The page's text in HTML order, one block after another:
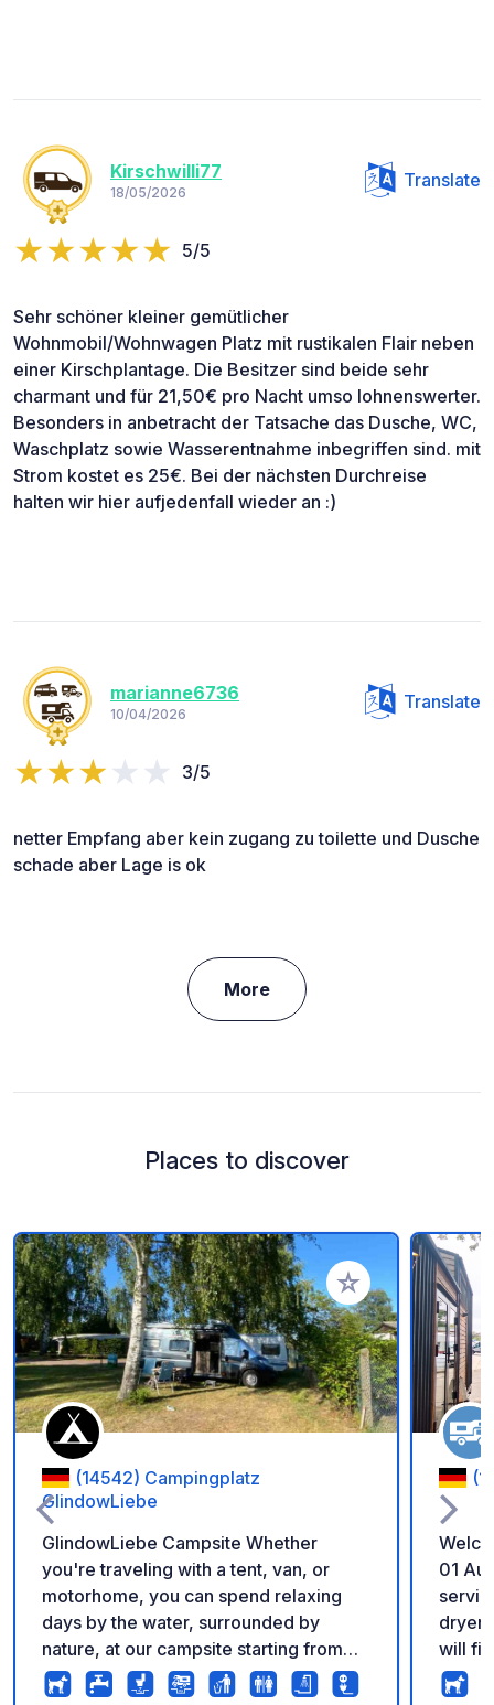
Kirschwilli77
18/05/2026
Translate
5/5
Sehr schöner kleiner gemütlicher
Wohnmobil/Wohnwagen Platz mit rustikalen Flair neben
einer Kirschplantage. Die Besitzer sind beide sehr
charmant und für 21,50€ pro Nacht umso lohnenswerter.
Besonders in anbetracht der Tatsache das Dusche, WC,
Waschplatz sowie Wasserentnahme inbegriffen sind. mit
Strom kostet es 25€. Bei der nächsten Durchreise
halten wir hier aufjedenfall wieder an :)
marianne6736
10/04/2026
Translate
3/5
netter Empfang aber kein zugang zu toilette und Dusche
schade aber Lage is ok
More
Places to discover
Add to your
(14542) Campingplatz
GlindowLiebe
GlindowLiebe Campsite Whether
you're traveling with a tent, van, or
motorhome, you can spend relaxing
days by the water, surrounded by
nature, at our campsite starting from
€29.50 per night. Modern sanitary
01 August
dryer.
will
next